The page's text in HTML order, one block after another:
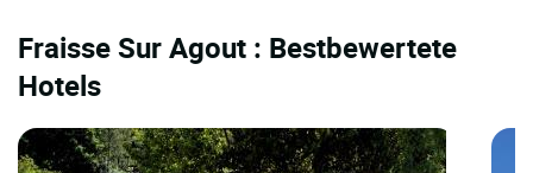
Fraisse Sur Agout : Bestbewertete
Hotels